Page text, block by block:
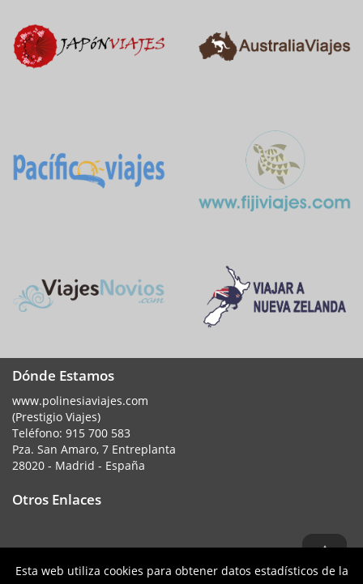
Dónde Estamos
www.polinesiaviajes.com
(Prestigio Viajes)
Teléfono: 915 700 583
Pza. San Amaro, 7 Entreplanta
28020 - Madrid - España
Otros Enlaces
Esta web utiliza cookies para obtener datos estadísticos de la